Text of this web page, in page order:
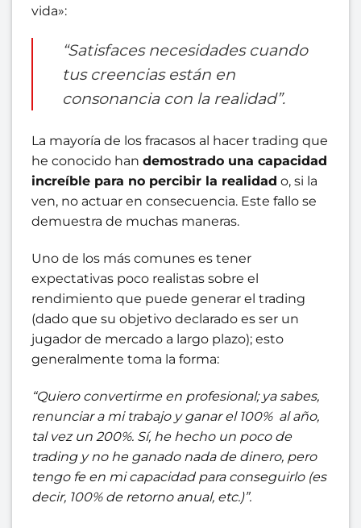
vida»:
“Satisfaces necesidades cuando
tus creencias están en
consonancia con la realidad”.
La mayoría de los fracasos al hacer trading que
he conocido han demostrado una capacidad
increíble para no percibir la realidad o, si la
ven, no actuar en consecuencia. Este fallo se
demuestra de muchas maneras.
Uno de los más comunes es tener
expectativas poco realistas sobre el
rendimiento que puede generar el trading
(dado que su objetivo declarado es ser un
jugador de mercado a largo plazo); esto
generalmente toma la forma:
“Quiero convertirme en profesional; ya sabes,
renunciar a mi trabajo y ganar el 100% al año,
tal vez un 200%. Sí, he hecho un poco de
trading y no he ganado nada de dinero, pero
tengo fe en mi capacidad para conseguirlo (es
decir, 100% de retorno anual, etc.)”.